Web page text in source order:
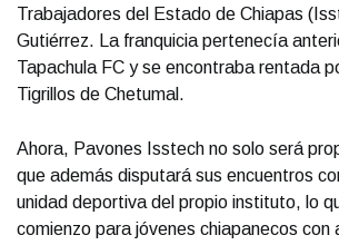
Trabajadores del Estado de Chiapas
Gutiérrez. La franquicia pertenecía
Tapachula FC y se encontraba rentada
Tigrillos de Chetumal.
Ahora, Pavones Isstech no solo será
que además disputará sus encuentros
unidad deportiva del propio instituto, lo
comienzo para jóvenes chiapanecos con